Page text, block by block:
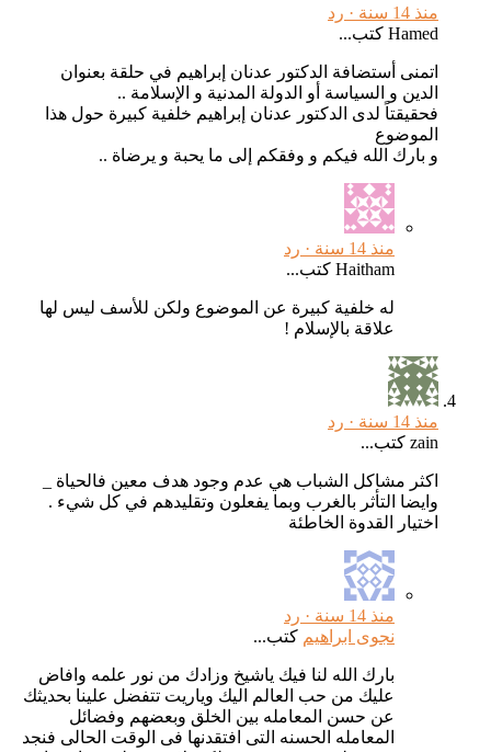
رد
Hamed كتب...
اتمنى أستضافة الدكتور عدنان إبراهيم في حلقة بعنوان
الدين و السياسة أو الدولة المدنية و الإسلامة ..
فحقيقتاً لدى الدكتور عدنان إبراهيم خلفية كبيرة حول هذا
الموضوع
و بارك الله فيكم و وفقكم إلى ما يحبة و يرضاة ..
رد
Haitham كتب...
له خلفية كبيرة عن الموضوع ولكن للأسف ليس لها
علاقة بالإسلام !
رد
اكثر مشاكل الشباب هي عدم وجود هدف معين فالحياة _
وايضا التأثر بالغرب وبما يفعلون وتقليدهم في كل شيء .
اختيار القدوة الخاطئة
رد
نجوى ابراهيمكتب...
بارك الله لنا فيك ياشيخ وزادك من نور علمه وافاض
عليك من حب العالم اليك وياريت تتفضل علينا بحديثك
عن حسن المعامله بين الخلق وبعضهم وفضائل
المعامله الحسنه التى افتقدنها فى الوقت الحالى فنجد